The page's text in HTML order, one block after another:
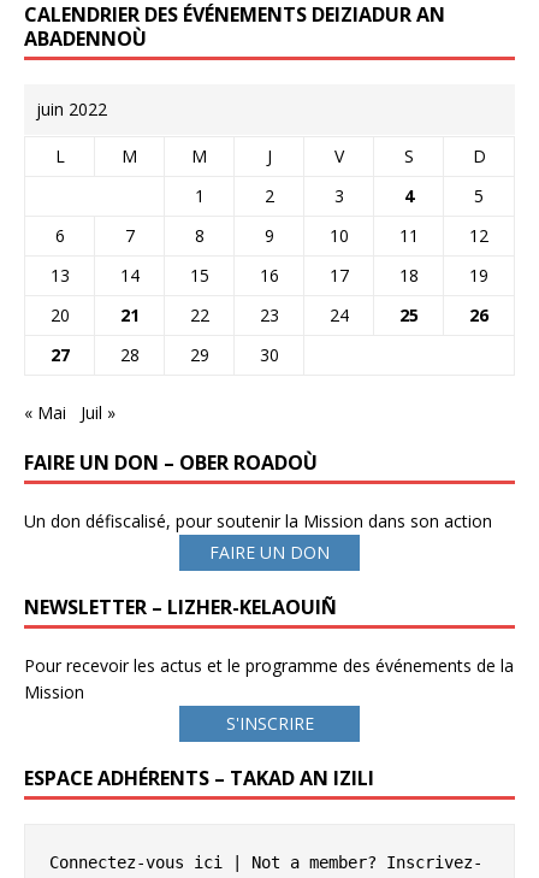
CALENDRIER DES ÉVÉNEMENTS DEIZIADUR AN
ABADENNOÙ
juin 2022
L M M J V S
D
1
2 3 4
5
6
7 8 9 10 11
12
13
14 15 16 17 18
19
20
21 22 23 24 25
26
27
28 29 30
« Mai Juil »
FAIRE UN DON – OBER ROADOÙ
Un don défiscalisé, pour soutenir la Mission dans son action
FAIRE UN DON
NEWSLETTER – LIZHER-KELAOUIÑ
Pour recevoir les actus et le programme des événements de la
Mission
S'INSCRIRE
ESPACE ADHÉRENTS – TAKAD AN IZILI
Connectez-vous ici | Not a member? Inscrivez-